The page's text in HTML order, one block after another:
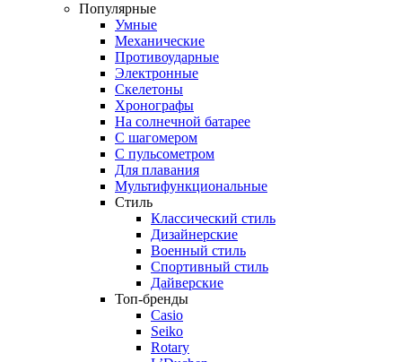
Популярные
Умные
Механические
Противоударные
Электронные
Скелетоны
Хронографы
На солнечной батарее
С шагомером
С пульсометром
Для плавания
Мультифункциональные
Стиль
Классический стиль
Дизайнерские
Военный стиль
Спортивный стиль
Дайверские
Топ-бренды
Casio
Seiko
Rotary